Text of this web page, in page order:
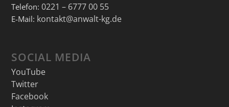
Telefon: 0221 – 6777 00 55
E-Mail: kontakt@anwalt-kg.de
SOCIAL MEDIA
YouTube
Twitter
Facebook